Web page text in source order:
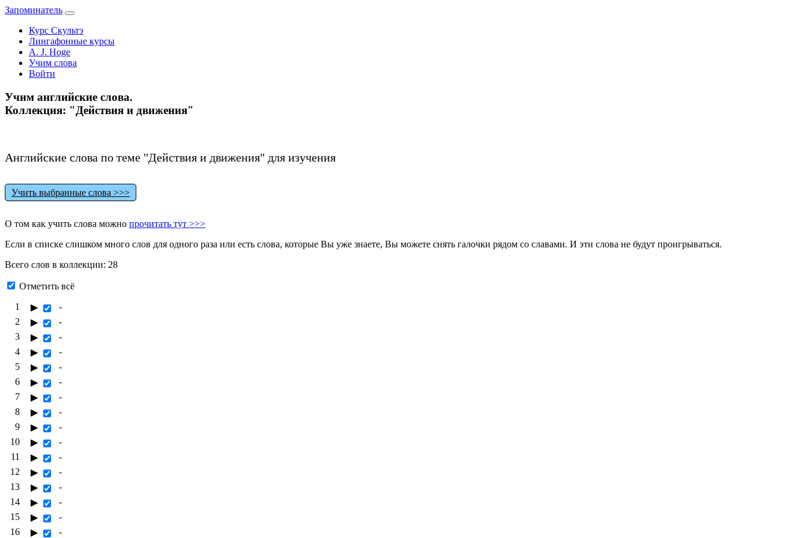
Запоминатель
Курс Скультэ
Лингафонные курсы
A. J. Hoge
Учим слова
Войти
Учим английские слова.
Коллекция: "Действия и движения"
Английские слова по теме "Действия и движения" для изучения
Учить выбранные слова >>>
О том как учить слова можно прочитать тут >>>
Если в списке слишком много слов для одного раза или есть слова, которые Вы уже знаете, Вы можете снять галочки рядом со славами. И эти слова не будут проигрываться.
Всего слов в коллекции: 28
Отметить всё
1
▶
-
2
▶
-
3
▶
-
4
▶
-
5
▶
-
6
▶
-
7
▶
-
8
▶
-
9
▶
-
10
▶
-
11
▶
-
12
▶
-
13
▶
-
14
▶
-
15
▶
-
16
▶ -